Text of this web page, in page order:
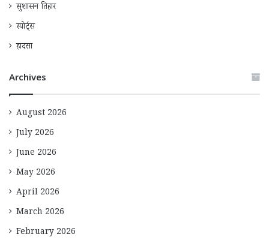
सुशासन तिहार
स्पोर्ट्स
हादसा
Archives
August 2026
July 2026
June 2026
May 2026
April 2026
March 2026
February 2026